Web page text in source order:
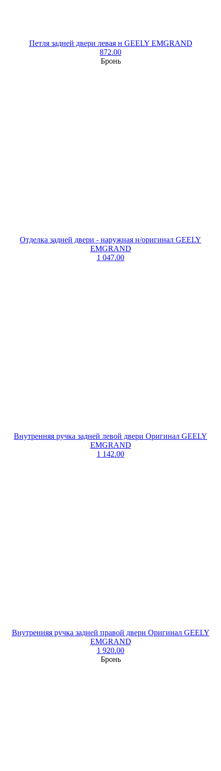
Петля задней двери левая н GEELY EMGRAND
872.00
Бронь
Отделка задней двери - наружная н/оригинал GEELY
EMGRAND
1 047.00
Внутренняя ручка задней левой двери Оригинал GEELY
EMGRAND
1 142.00
Внутренняя ручка задней правой двери Оригинал GEELY
EMGRAND
1 920.00
Бронь